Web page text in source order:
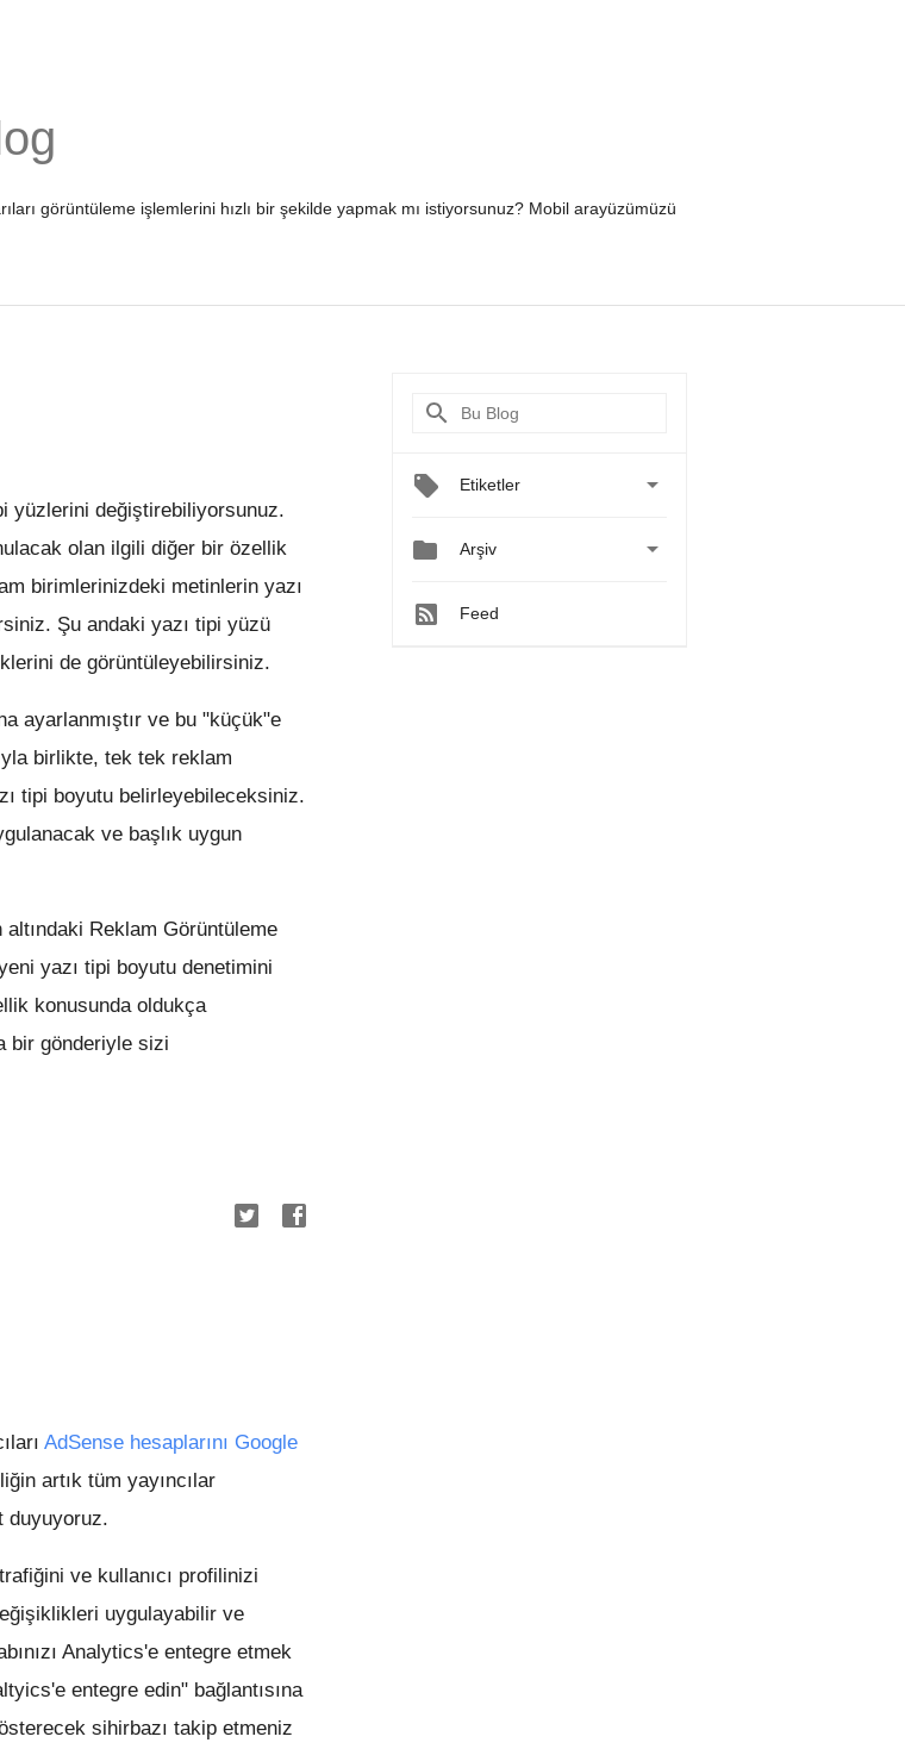
görüntüleme işlemlerini hızlı bir şekilde yapmak mı istiyorsunuz? Mobil arayüzümüzü
yüzlerini değiştirebiliyorsunuz.
olan ilgili diğer bir özellik
birimlerinizdeki metinlerin yazı
Şu andaki yazı tipi yüzü
de görüntüleyebilirsiniz.
ayarlanmıştır ve bu "küçük"e
birlikte, tek tek reklam
tipi boyutu belirleyebileceksiniz.
ve başlık uygun
Reklam Görüntüleme
yazı tipi boyutu denetimini
konusunda oldukça
bir gönderiyle sizi
AdSense hesaplarını Google
artık tüm yayıncılar
duyuyoruz.
ve kullanıcı profilinizi
uygulayabilir ve
Analytics'e entegre etmek
entegre edin" bağlantısına
sihirbazı takip etmeniz
Etiketler 
 Arşiv 
Feed